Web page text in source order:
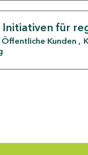
für
Öffentliche Kunden